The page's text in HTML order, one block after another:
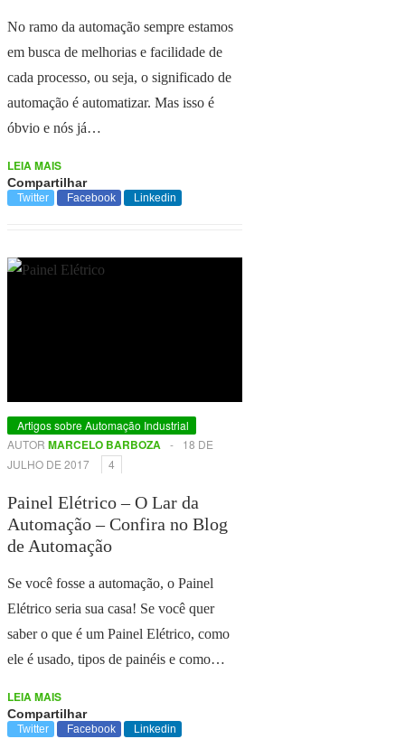
No ramo da automação sempre estamos
em busca de melhorias e facilidade de
cada processo, ou seja, o significado de
automação é automatizar. Mas isso é
óbvio e nós já…
LEIA MAIS
Compartilhar
Twitter Facebook Linkedin
Artigos sobre Automação Industrial
AUTOR MARCELO BARBOZA -
18 DE
JULHO DE 2017
4
Painel Elétrico – O Lar da
Automação – Confira no Blog
de Automação
Se você fosse a automação, o Painel
Elétrico seria sua casa! Se você quer
saber o que é um Painel Elétrico, como
ele é usado, tipos de painéis e como…
LEIA MAIS
Compartilhar
Twitter Facebook Linkedin